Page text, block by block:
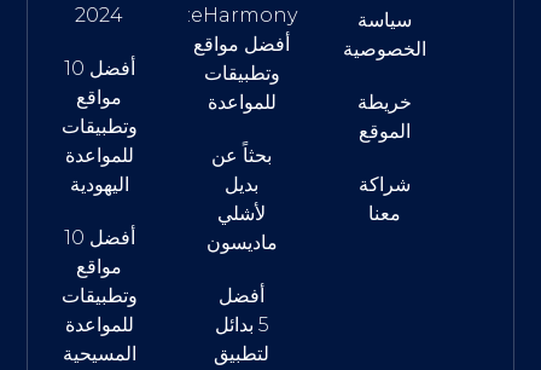
سياسة
الخصوصية
خريطة
الموقع
شراكة
معنا
eHarmony:
أفضل مواقع
وتطبيقات
للمواعدة
بحثاً عن
بديل
لأشلي
ماديسون
أفضل
5 بدائل
لتطبيق
2024
أفضل 10
مواقع
وتطبيقات
للمواعدة
اليهودية
أفضل 10
مواقع
وتطبيقات
للمواعدة
المسيحية